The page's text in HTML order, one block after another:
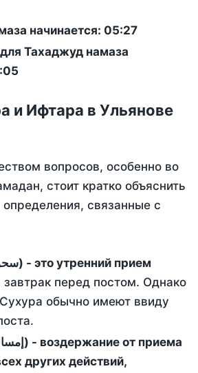
начинается: 05:27
Тахаджуд намаза
и Ифтара в Ульянове
вопросов, особенно во
стоит кратко объяснить
связанные с
завтрак перед постом. Однако
обычно имеют ввиду
других действий,